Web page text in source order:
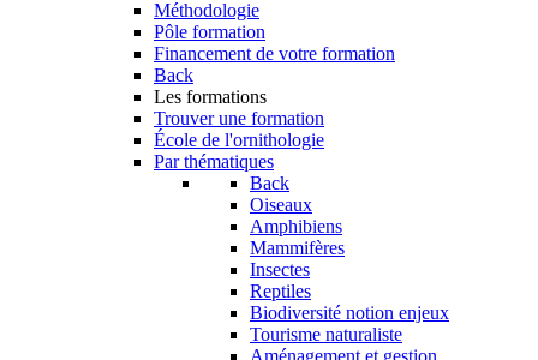
Méthodologie
Pôle formation
Financement de votre formation
Back
Les formations
Trouver une formation
École de l'ornithologie
Par thématiques
Back
Oiseaux
Amphibiens
Mammifères
Insectes
Reptiles
Biodiversité notion enjeux
Tourisme naturaliste
Aménagement et gestion